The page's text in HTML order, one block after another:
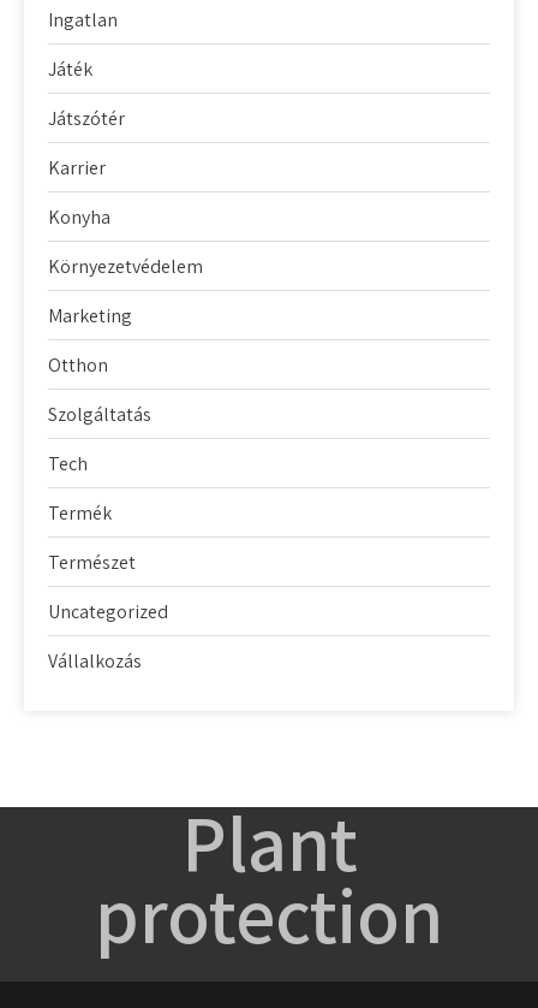
Ingatlan
Játék
Játszótér
Karrier
Konyha
Környezetvédelem
Marketing
Otthon
Szolgáltatás
Tech
Termék
Természet
Uncategorized
Vállalkozás
Plant
protection